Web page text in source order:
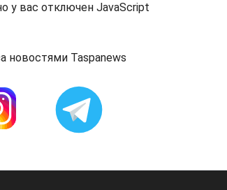
у вас отключен JavaScript
новостями Taspanews